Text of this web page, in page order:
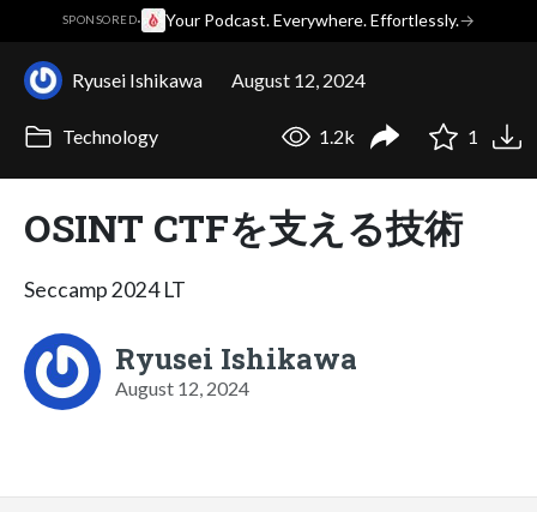
SPONSORED· Your Podcast. Everywhere. Effortlessly.→
Ryusei Ishikawa August 12, 2024
Technology 1.2k 1
OSINT CTFを支える技術
Seccamp 2024 LT
Ryusei Ishikawa
August 12, 2024